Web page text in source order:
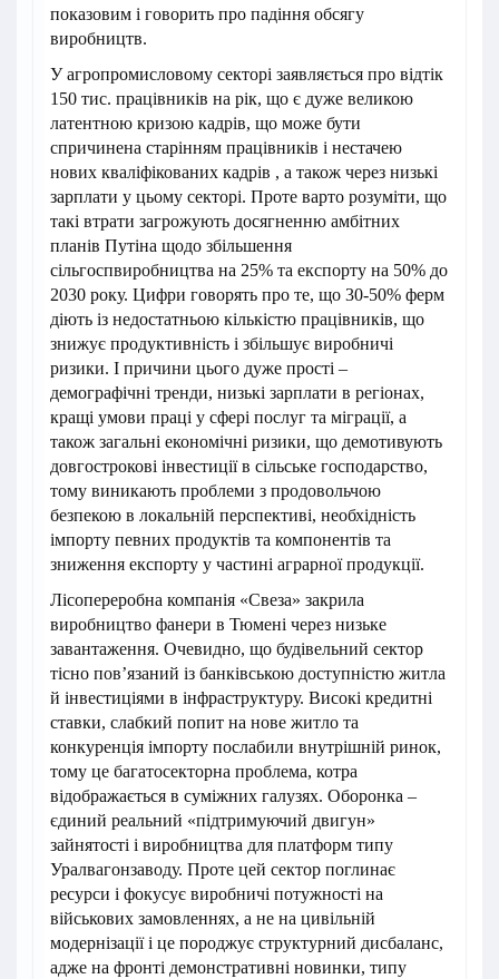
показовим і говорить про падіння обсягу
виробництв.
У агропромисловому секторі заявляється про відтік
150 тис. працівників на рік, що є дуже великою
латентною кризою кадрів, що може бути
спричинена старінням працівників і нестачею
нових кваліфікованих кадрів , а також через низькі
зарплати у цьому секторі. Проте варто розуміти, що
такі втрати загрожують досягненню амбітних
планів Путіна щодо збільшення
сільгоспвиробництва на 25% та експорту на 50% до
2030 року. Цифри говорять про те, що 30-50% ферм
діють із недостатньою кількістю працівників, що
знижує продуктивність і збільшує виробничі
ризики. І причини цього дуже прості –
демографічні тренди, низькі зарплати в регіонах,
кращі умови праці у сфері послуг та міграції, а
також загальні економічні ризики, що демотивують
довгострокові інвестиції в сільське господарство,
тому виникають проблеми з продовольчою
безпекою в локальній перспективі, необхідність
імпорту певних продуктів та компонентів та
зниження експорту у частині аграрної продукції.
Лісопереробна компанія «Свеза» закрила
виробництво фанери в Тюмені через низьке
завантаження. Очевидно, що будівельний сектор
тісно пов’язаний із банківською доступністю житла
й інвестиціями в інфраструктуру. Високі кредитні
ставки, слабкий попит на нове житло та
конкуренція імпорту послабили внутрішній ринок,
тому це багатосекторна проблема, котра
відображається в суміжних галузях. Оборонка –
єдиний реальний «підтримуючий двигун»
зайнятості і виробництва для платформ типу
Уралвагонзаводу. Проте цей сектор поглинає
ресурси і фокусує виробничі потужності на
військових замовленнях, а не на цивільній
модернізації і це породжує структурний дисбаланс,
адже на фронті демонстративні новинки, типу